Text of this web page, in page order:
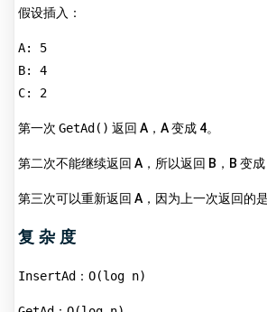
假设插入：
A: 5
B: 4
C: 2
第一次 GetAd() 返回 A，A 变成 4。
第二次不能继续返回 A，所以返回 B，B 变成
第三次可以重新返回 A，因为上一次返回的是
复杂度
InsertAd ： O(log n)